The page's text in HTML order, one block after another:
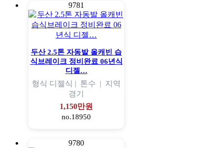
9781
두산 2.5톤 자동발 올캐빈 습
식브레이크 정비완료 06년식
디젤…
형식 디젤식 | 톤수 | 지역
경기
1,150만원
no.18950
9780